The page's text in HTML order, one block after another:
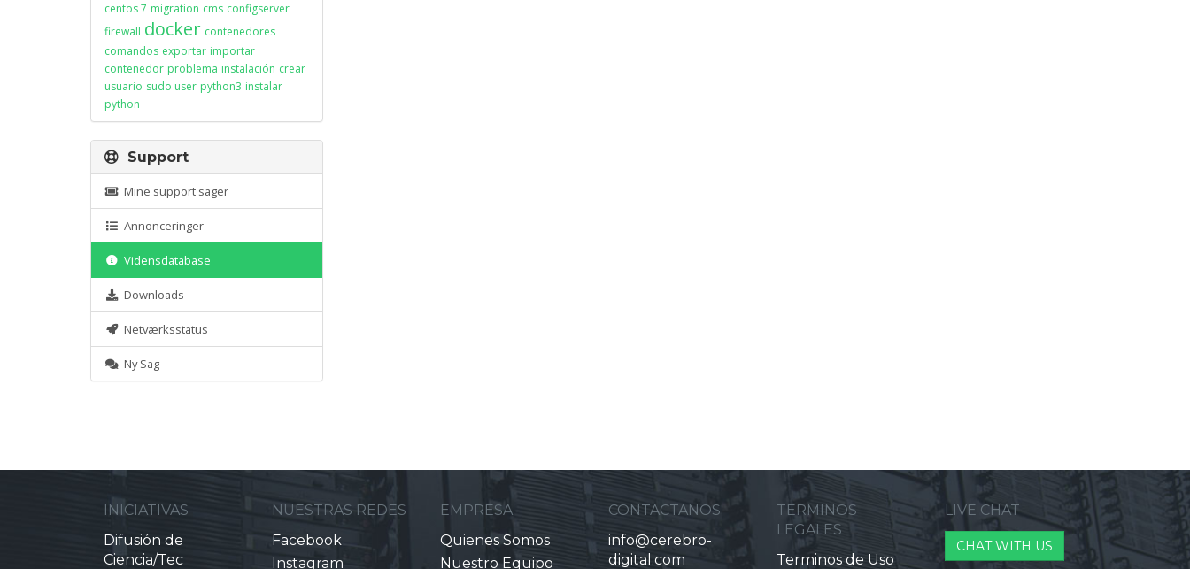
centos 7 migration cms configserver
firewall docker contenedores
comandos exportar importar
contenedor problema instalación crear
usuario sudo user python3 instalar
python
Support
Mine support sager
Annonceringer
Vidensdatabase
Downloads
Netværksstatus
Ny Sag
INICIATIVAS
Difusión de
Ciencia/Tec
NUESTRAS REDES
Facebook
Instagram
EMPRESA
Quienes Somos
Nuestro Equipo
CONTACTANOS
info@cerebro-
digital.com
TERMINOS
LEGALES
Terminos de Uso
LIVE CHAT
CHAT WITH US